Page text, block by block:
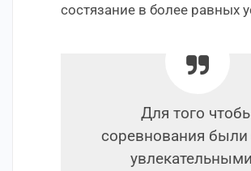
состязание в более равных
Для того
соревнования были